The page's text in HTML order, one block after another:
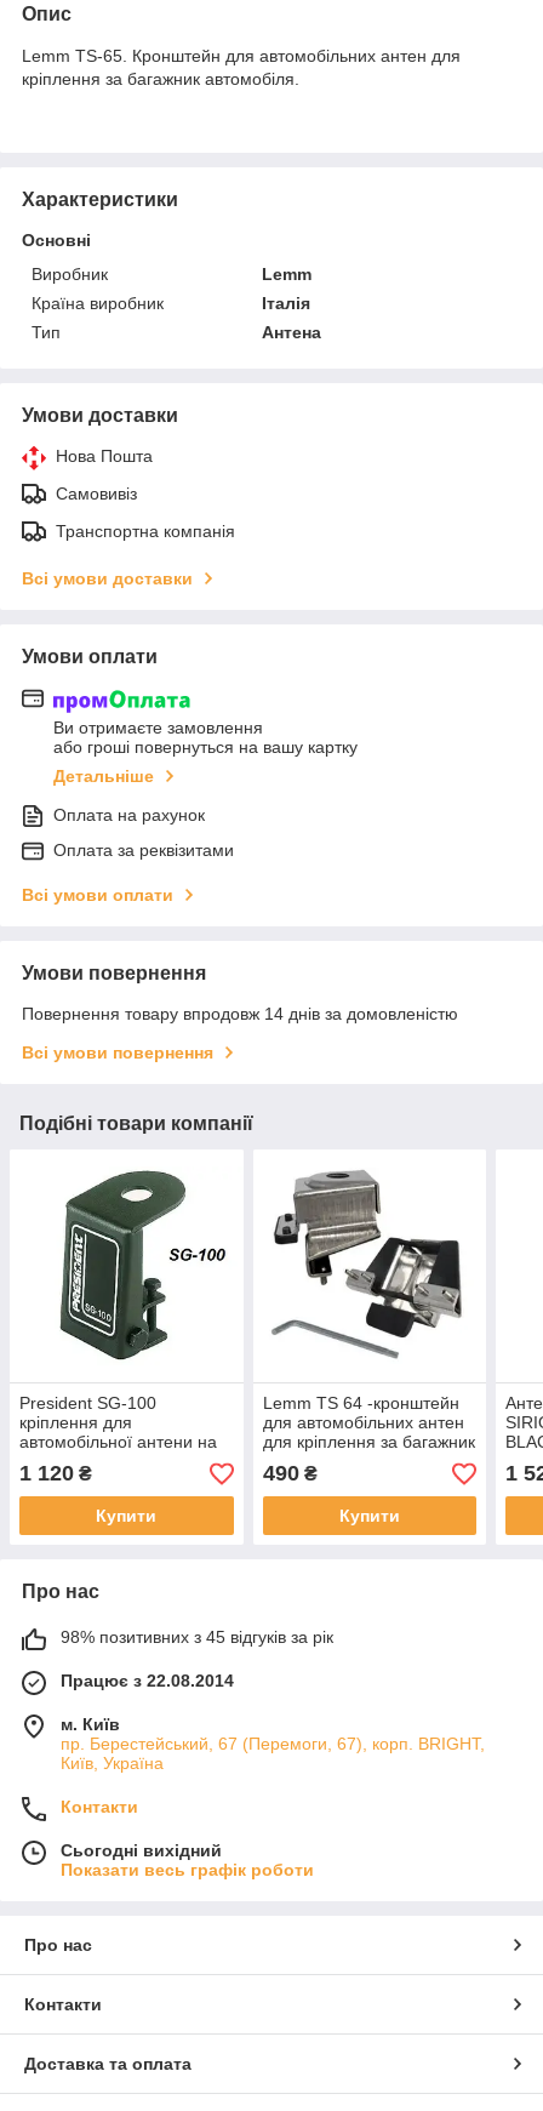
Опис
Lemm TS-65. Кронштейн для автомобільних антен для
кріплення за багажник автомобіля.
Характеристики
Основні
Виробник
Lemm
Країна виробник
Італія
Тип
Антена
Умови доставки
Нова Пошта
Самовивіз
Транспортна компанія
Всі умови доставки
Умови оплати
Ви отримаєте замовлення
або гроші повернуться на вашу картку
Детальніше
Оплата на рахунок
Оплата за реквізитами
Всі умови оплати
Умови повернення
Повернення товару впродовж 14 днів за домовленістю
Всі умови повернення
Подібні товари компанії
President SG-100
кріплення для
автомобільної антени на
водостік
1 120 ₴
Купити
Lemm TS 64 -кронштейн
для автомобільних антен
для кріплення за багажник
автомобіля
490₴
Купити
27
1
Про нас
98% позитивних з 45 відгуків за рік
Працює з 22.08.2014
м. Київ
пр. Берестейський, 67 (Перемоги, 67), корп. ВRIGHT,
Київ, Україна
Контакти
Сьогодні вихідний
Показати весь графік роботи
Про нас
Контакти
Доставка та оплата